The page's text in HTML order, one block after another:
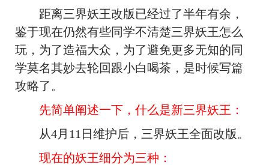
距离三界妖王改版已经过了半年有余，
鉴于现在仍然有些同学不清楚三界妖王怎么
玩，为了造福大众，为了避免更多无知的同
学莫名其妙去轮回跟小白喝茶，是时候写篇
攻略了。
先简单阐述一下，什么是新三界妖王：
从4月11日维护后，三界妖王全面改版。
现在的妖王细分为三种：